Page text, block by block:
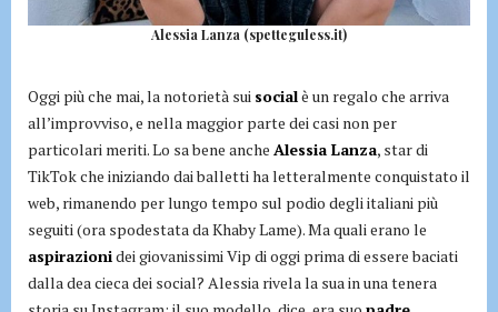
Alessia Lanza (spetteguless.it)
Oggi più che mai, la notorietà sui socialè un regalo che arriva
all’improvviso, e nella maggior parte dei casi non per
particolari meriti. Lo sa bene anche Alessia Lanza, star di
TikTok che iniziando dai balletti ha letteralmente conquistato il
web, rimanendo per lungo tempo sul podio degli italiani più
seguiti (ora spodestata da Khaby Lame). Ma quali erano le
aspirazionidei giovanissimi Vip di oggi prima di essere baciati
dalla dea cieca dei social? Alessia rivela la sua in una tenera